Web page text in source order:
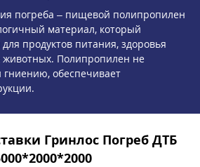
погреба – пищевой полипропилен
материал, который
продуктов питания, здоровья
Полипропилен не
гниению, обеспечивает
Гринлос Погреб ДТБ